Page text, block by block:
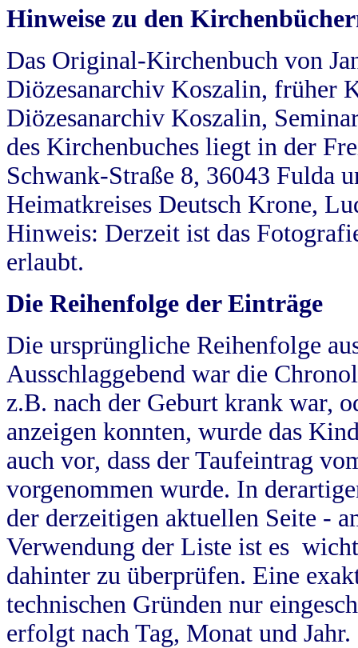
Hinweise zu den
Das Original-Kirchenbuch von
Diözesanarchiv Koszalin, früher
Diözesanarchiv Koszalin,
des Kirchenbuches liegt in der
Schwank-Straße 8, 36043 Fulda
Heimatkreises Deutsch Krone,
Hinweis: Derzeit ist das
erlaubt.
Die Reihenfolge der Einträge
Die ursprüngliche Reihenfolge
Ausschlaggebend war die
z.B. nach der Geburt krank war,
anzeigen konnten, wurde das
auch vor, dass der Taufeintrag
vorgenommen wurde. In
der derzeitigen aktuellen Seite -
Verwendung der Liste ist es
dahinter zu überprüfen. Eine
technischen Gründen nur
erfolgt nach Tag, Monat und Jahr.